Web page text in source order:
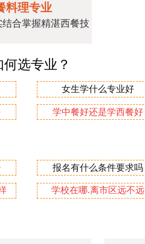
料理专业
结合掌握精湛西餐技
选专业？
女生学什么专业好
学中餐好还是学西餐好
报名有什么条件要求吗
学校在哪.离市区远不远